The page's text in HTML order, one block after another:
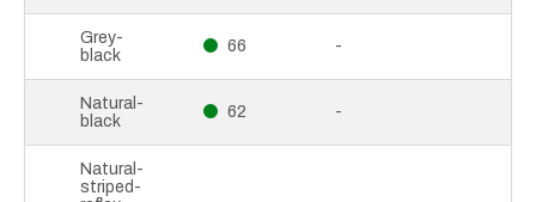
Grey-
black
66 -
Natural-
black
62 -
Natural-
striped-